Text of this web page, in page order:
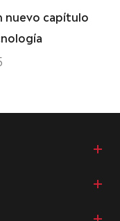
nuevo capítulo